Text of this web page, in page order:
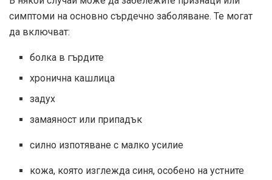
симптоми на основно сърдечно заболяване. Те могат
да включват:
болка в гърдите
хронична кашлица
задух
замаяност или припадък
силно изпотяване с малко усилие
кожа, която изглежда синя, особено на устните